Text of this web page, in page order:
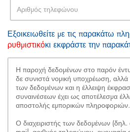
Αριθμός τηλεφώνου
Εξοικειωθείτε με τις παρακάτω
ρυθμιστικόκι εκφράστε την
Η παροχή δεδομένων στο παρόν
δε συνιστά νομική υποχρέωση,
των δεδομένων και η έλλειψη
συναινέσεων έχει ως αποτέλεσμα
αποστολής εμπορικών πληροφοριών.
Ο διαχειριστής των δεδομένων